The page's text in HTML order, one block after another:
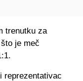
trenutku za
je meč
reprezentativac